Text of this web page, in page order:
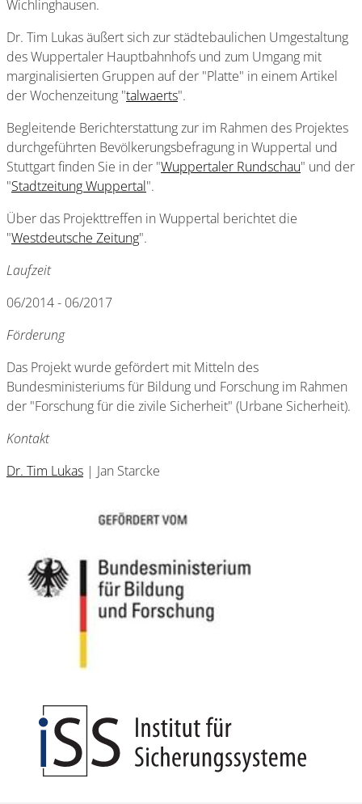
Wichlinghausen.
Dr. Tim Lukas äußert sich zur städtebaulichen Umgestaltung
des Wuppertaler Hauptbahnhofs und zum Umgang mit
marginalisierten Gruppen auf der "Platte" in einem Artikel
der Wochenzeitung "talwaerts".
Begleitende Berichterstattung zur im Rahmen des Projektes
durchgeführten Bevölkerungsbefragung in Wuppertal und
Stuttgart finden Sie in der "Wuppertaler Rundschau" und der
"Stadtzeitung Wuppertal".
Über das Projekttreffen in Wuppertal berichtet die
"Westdeutsche Zeitung".
Laufzeit
06/2014 - 06/2017
Förderung
Das Projekt wurde gefördert mit Mitteln des
Bundesministeriums für Bildung und Forschung im Rahmen
der "Forschung für die zivile Sicherheit" (Urbane Sicherheit).
Kontakt
Dr. Tim Lukas | Jan Starcke